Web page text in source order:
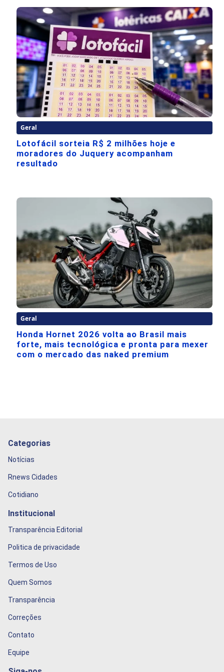
Geral
Lotofácil sorteia R$ 2 milhões hoje e
moradores do Juquery acompanham
resultado
Geral
Honda Hornet 2026 volta ao Brasil mais
forte, mais tecnológica e pronta para mexer
com o mercado das naked premium
Categorias
Notícias
Rnews Cidades
Cotidiano
Institucional
Transparência Editorial
Politica de privacidade
Termos de Uso
Quem Somos
Transparência
Correções
Contato
Equipe